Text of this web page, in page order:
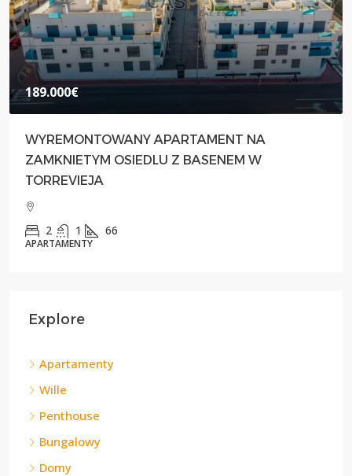
189.000€
WYREMONTOWANY APARTAMENT NA
ZAMKNIETYM OSIEDLU Z BASENEM W
TORREVIEJA
2 1 66
APARTAMENTY
Explore
Apartamenty
Wille
Penthouse
Bungalowy
Domy